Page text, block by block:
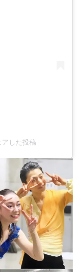
した投稿